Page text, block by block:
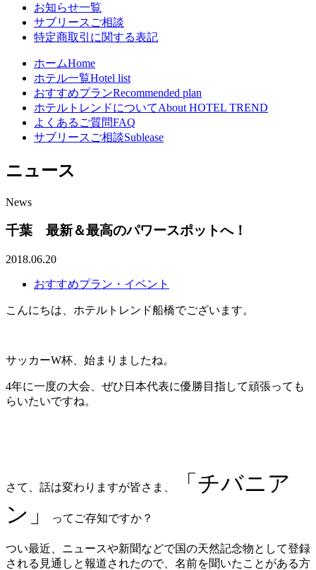
お知らせ一覧
サブリースご相談
特定商取引に関する表記
ホームHome
ホテル一覧Hotel list
おすすめプランRecommended plan
ホテルトレンドについてAbout HOTEL TREND
よくあるご質問FAQ
サブリースご相談Sublease
ニュース
News
千葉 最新＆最高のパワースポットへ！
2018.06.20
おすすめプラン・イベント
こんにちは、ホテルトレンド船橋でございます。
サッカーW杯、始まりましたね。
4年に一度の大会、ぜひ日本代表に優勝目指して頑張っても
らいたいですね。
さて、話は変わりますが皆さま、
「チバニア
ン」
ってご存知ですか？
つい最近、ニュースや新聞などで国の天然記念物として登録
される見通しと報道されたので、名前を聞いたことがある方